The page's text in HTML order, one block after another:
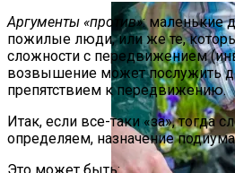
Аргументы «против»: маленькие
пожилые люди, или же те,
сложности с передвижением
возвышение может послужить
препятствием к передвижению.
Итак, если все-таки «за», тогда
определяем, назначение
Это может быть: